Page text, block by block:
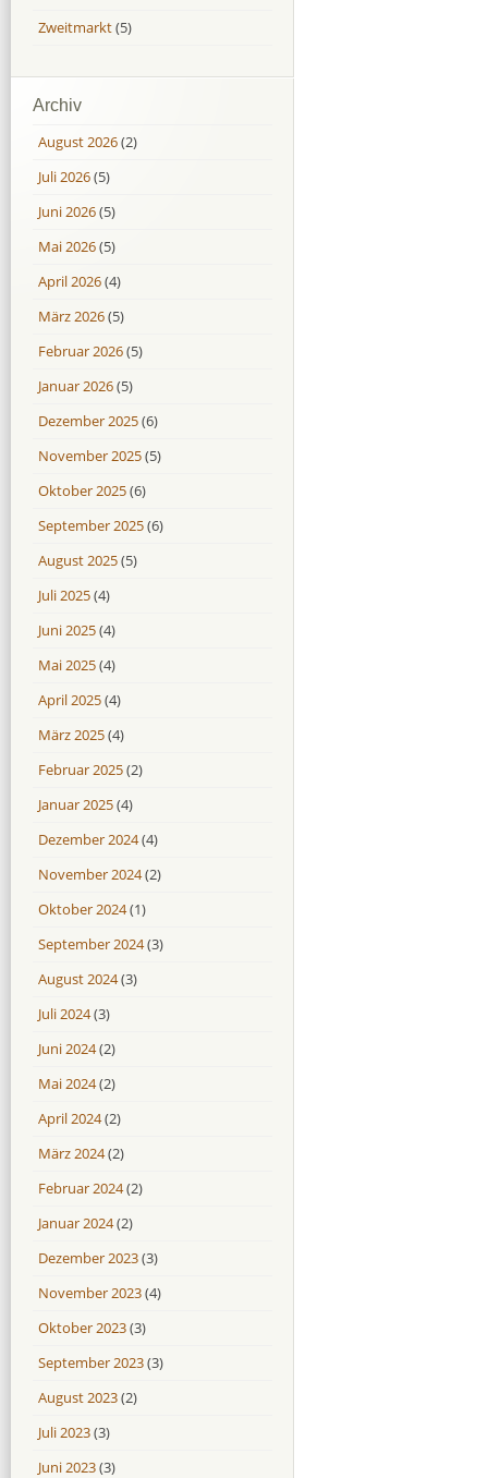
Zweitmarkt(5)
Archiv
August 2026(2)
Juli 2026(5)
Juni 2026(5)
Mai 2026(5)
April 2026(4)
März 2026(5)
Februar 2026(5)
Januar 2026(5)
Dezember 2025(6)
November 2025(5)
Oktober 2025(6)
September 2025(6)
August 2025(5)
Juli 2025(4)
Juni 2025(4)
Mai 2025(4)
April 2025(4)
März 2025(4)
Februar 2025(2)
Januar 2025(4)
Dezember 2024(4)
November 2024(2)
Oktober 2024(1)
September 2024(3)
August 2024(3)
Juli 2024(3)
Juni 2024(2)
Mai 2024(2)
April 2024(2)
März 2024(2)
Februar 2024(2)
Januar 2024(2)
Dezember 2023(3)
November 2023(4)
Oktober 2023(3)
September 2023(3)
August 2023(2)
Juli 2023(3)
Juni 2023(3)